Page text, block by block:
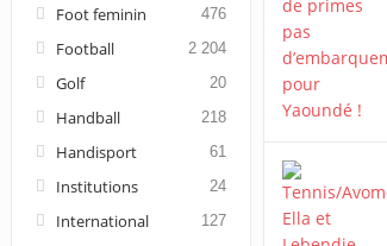
Foot feminin 476
Football 2 204
Golf 20
Handball 218
Handisport 61
Institutions 24
International 127